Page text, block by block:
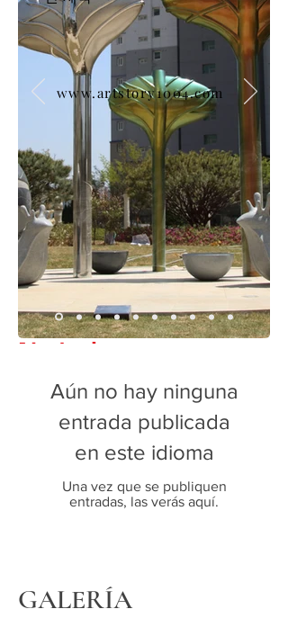
www.artstory1004.com
Advertencia
Aún no hay ninguna
entrada publicada
en este idioma
Una vez que se publiquen
entradas, las verás aquí.
GALERÍA